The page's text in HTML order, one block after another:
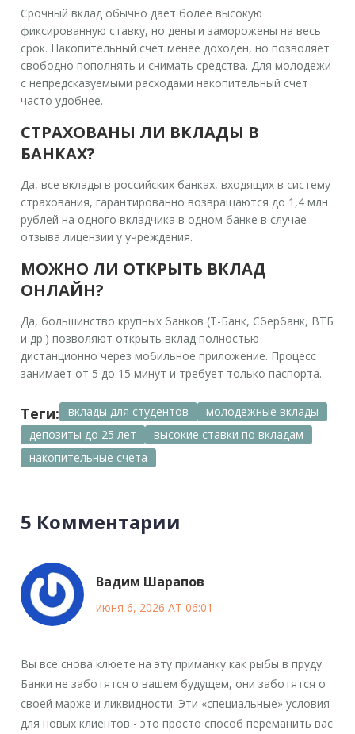
Срочный вклад обычно дает более высокую
фиксированную ставку, но деньги заморожены на весь
срок. Накопительный счет менее доходен, но позволяет
свободно пополнять и снимать средства. Для молодежи
с непредсказуемыми расходами накопительный счет
часто удобнее.
СТРАХОВАНЫ ЛИ ВКЛАДЫ В
БАНКАХ?
Да, все вклады в российских банках, входящих в систему
страхования, гарантированно возвращаются до 1,4 млн
рублей на одного вкладчика в одном банке в случае
отзыва лицензии у учреждения.
МОЖНО ЛИ ОТКРЫТЬ ВКЛАД
ОНЛАЙН?
Да, большинство крупных банков (Т-Банк, Сбербанк, ВТБ
и др.) позволяют открыть вклад полностью
дистанционно через мобильное приложение. Процесс
занимает от 5 до 15 минут и требует только паспорта.
Теги: вклады для студентов
молодежные вклады
депозиты до 25 лет
высокие ставки по вкладам
накопительные счета
5 Комментарии
Вадим Шарапов
июня 6, 2026 AT 06:01
Вы все снова клюете на эту приманку как рыбы в пруду.
Банки не заботятся о вашем будущем, они заботятся о
своей марже и ликвидности. Эти «специальные» условия
для новых клиентов - это просто способ переманить вас